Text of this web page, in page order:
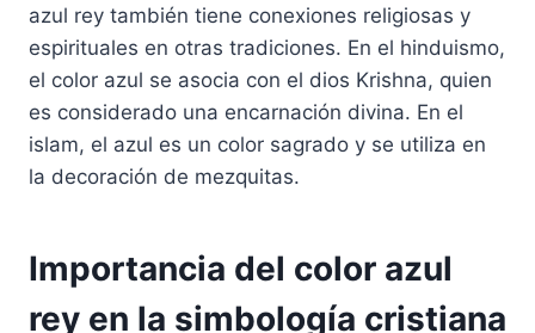
azul rey también tiene conexiones religiosas y
espirituales en otras tradiciones. En el hinduismo,
el color azul se asocia con el dios Krishna, quien
es considerado una encarnación divina. En el
islam, el azul es un color sagrado y se utiliza en
la decoración de mezquitas.
Importancia del color azul
rey en la simbología cristiana